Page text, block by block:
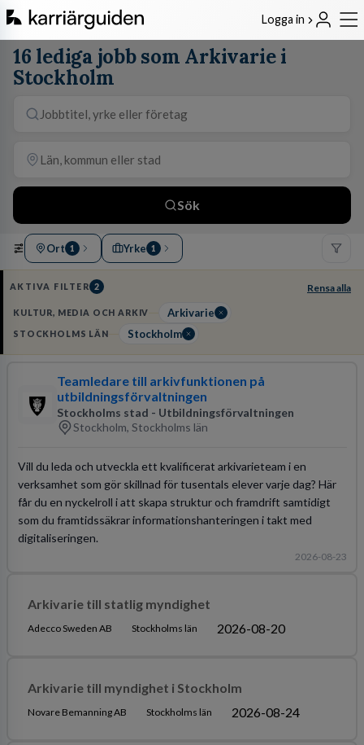
Logga in
16 lediga jobb som Arkivarie i
Stockholm
Sök
Ort 1 Yrke 1
AKTIVA FILTER 2 Rensa alla
KULTUR, MEDIA OCH ARKIV Arkivarie
STOCKHOLMS LÄN Stockholm
Teamledare till arkivfunktionen på
utbildningsförvaltningen
Stockholms stad - Utbildningsförvaltningen
Stockholm, Stockholms län
Vill du leda och utveckla ett kvalificerat arkivarieteam i en
verksamhet som gör skillnad för tusentals elever varje dag? Här
får du en nyckelroll i att skapa struktur och framdrift samtidigt
som du framtidssäkrar informationshanteringen i takt med
digitaliseringen.
2026-08-23
Arkivarie till statlig myndighet
Adecco Sweden AB Stockholms län 2026-08-20
Arkivarie till myndighet i Stockholm
Novare Bemanning AB Stockholms län 2026-08-24